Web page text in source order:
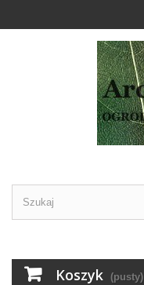
Koszyk (pusty)